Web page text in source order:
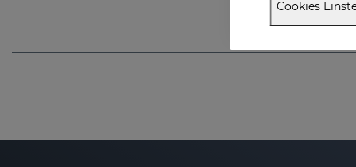
Cookies